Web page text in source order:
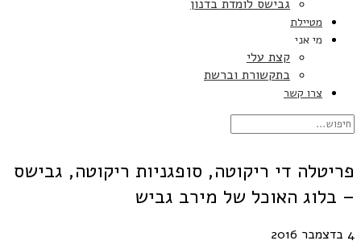
גבישס לומדת בדנון
מטיילת
מי אני
קצת עלי
בתקשורת וברשת
צרו קשר
פריטלה די ריקוטה, סופגניות ריקוטה, גבישס
– בלוג האוכל של מירב גביש
4 בדצמבר 2016